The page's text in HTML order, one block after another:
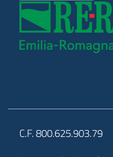
C.F. 800.625.903.79